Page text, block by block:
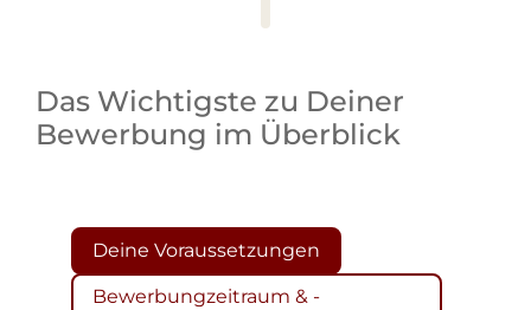
Das Wichtigste zu Deiner
Bewerbung im Überblick
Deine Voraussetzungen
Bewerbungzeitraum & -